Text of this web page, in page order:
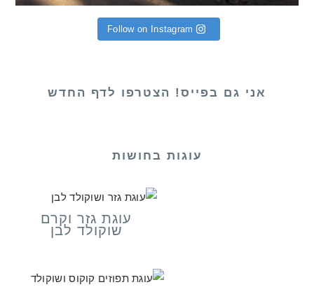
Follow on Instagram
אני גם בפייס! הצטרפו לדף החדש
עוגות בחושות
עוגת גזר וקרם
שוקולד לבן